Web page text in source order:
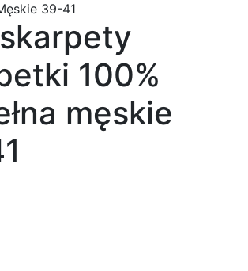
39-41
100%
męskie